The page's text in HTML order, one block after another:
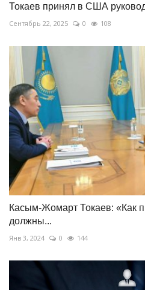
Токаев принял в США
Сентябрь 22, 2025 0 108
Касым-Жомарт Токаев: «Как
должны...
Янв 3, 2024 0 144